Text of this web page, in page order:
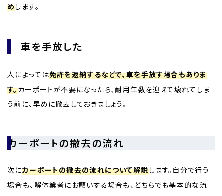
めします。
車を手放した
​​​​​​​​人によっては免許を返納するなどで、車を手放す場合もありま
す。カーポートが不要になったら、耐用年数を迎えて壊れてしま
う前に、早めに撤去しておきましょう。
カーポートの撤去の流れ
次にカーポートの撤去の流れについて解説します。自分で行う
場合も、解体業者にお願いする場合も、どちらでも基本的な流